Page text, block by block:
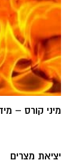
מיני קורס –
יציאת מצרים